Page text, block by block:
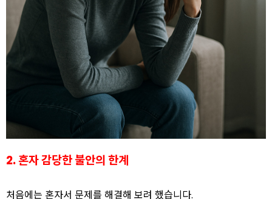
2. 혼자 감당한 불안의 한계
처음에는 혼자서 문제를 해결해 보려 했습니다.